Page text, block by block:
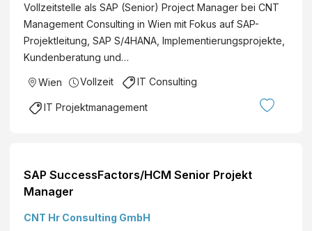
Vollzeitstelle als SAP (Senior) Project Manager bei CNT
Management Consulting in Wien mit Fokus auf SAP-
Projektleitung, SAP S/4HANA, Implementierungsprojekte,
Kundenberatung und…
Wien Vollzeit IT Consulting
IT Projektmanagement
SAP SuccessFactors/HCM Senior Projekt
Manager
CNT Hr Consulting GmbH